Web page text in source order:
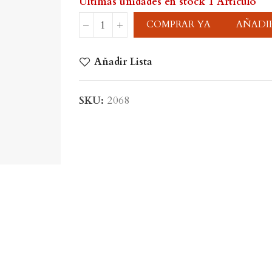
COMPRAR YA
Añadir Lista
SKU: 2068